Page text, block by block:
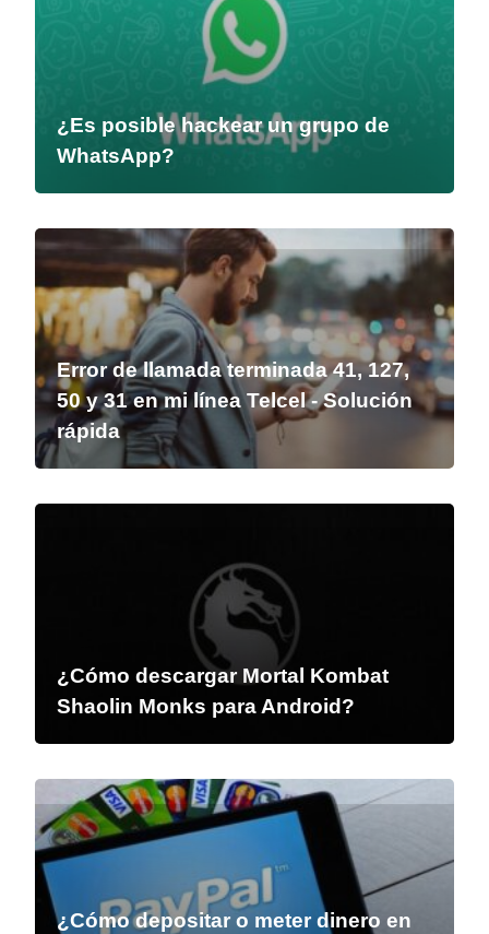
¿Es posible hackear un grupo de
WhatsApp?
Error de llamada terminada 41, 127,
50 y 31 en mi línea Telcel - Solución
rápida
¿Cómo descargar Mortal Kombat
Shaolin Monks para Android?
¿Cómo depositar o meter dinero en